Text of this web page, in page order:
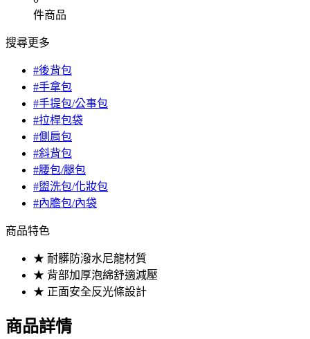
件商品
搜尋更多
#後背包
#手拿包
#手提包/公事包
#拉桿包袋
#側肩包
#斜背包
#腰包/腿包
#盥洗包/化妝包
#內膽包/內袋
商品特色
★ 耐髒防潑水尼龍材質
★ 背部加厚泡綿舒適減壓
★ 正面安全反光條設計
商品詳情